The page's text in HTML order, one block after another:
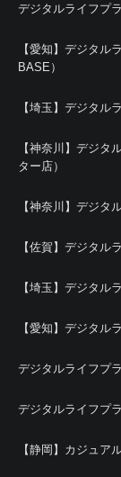
デジタルライフプ
【愛知】デジタル
BASE）
【埼玉】デジタル
【神奈川】デジタ
ター店）
【神奈川】デジタ
【佐賀】デジタル
【埼玉】デジタル
【愛知】デジタル
デジタルライフプ
デジタルライフプ
【静岡】カジュア